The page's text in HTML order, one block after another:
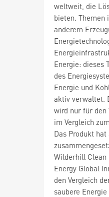
weltweit, die
bieten. Themen
anderem
Energie: dieses
des
Energie und
aktiv verwaltet.
wird nur für den
im Vergleich
Das Produkt
Wilderhill Clean
Energy Global
den Vergleich
saubere